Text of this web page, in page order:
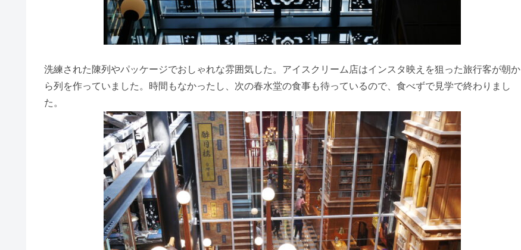
洗練された陳列やパッケージでおしゃれな雰囲気した。アイスクリーム店はインスタ映えを狙った旅行客が朝か
ら列を作っていました。時間もなかったし、次の春水堂の食事も待っているので、食べずで見学で終わりまし
た。